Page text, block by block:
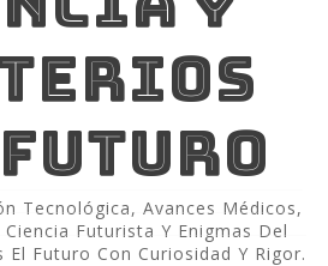
Tecnológica, Avances Médicos,
Futurista Y Enigmas Del
Futuro Con Curiosidad Y Rigor.